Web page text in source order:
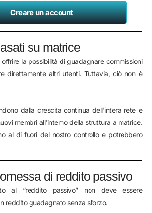
Creare un account
su matrice
la possibilità di guadagnare commissioni
direttamente altri utenti. Tuttavia, ciò non è
dalla crescita continua dell'intera rete e
membri all'interno della struttura a matrice.
al di fuori del nostro controllo e potrebbero
di reddito passivo
al “reddito passivo” non deve essere
reddito guadagnato senza sforzo.